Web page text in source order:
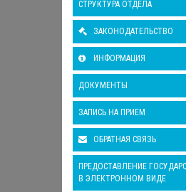
СТРУКТУРА ОТДЕЛА
ЗАКОНОДАТЕЛЬСТВО
ИНФОРМАЦИЯ
ДОКУМЕНТЫ
ЗАПИСЬ НА ПРИЕМ
ОБРАТНАЯ СВЯЗЬ
ПРЕДОСТАВЛЕНИЕ
В ЭЛЕКТРОННОМ ВИДЕ